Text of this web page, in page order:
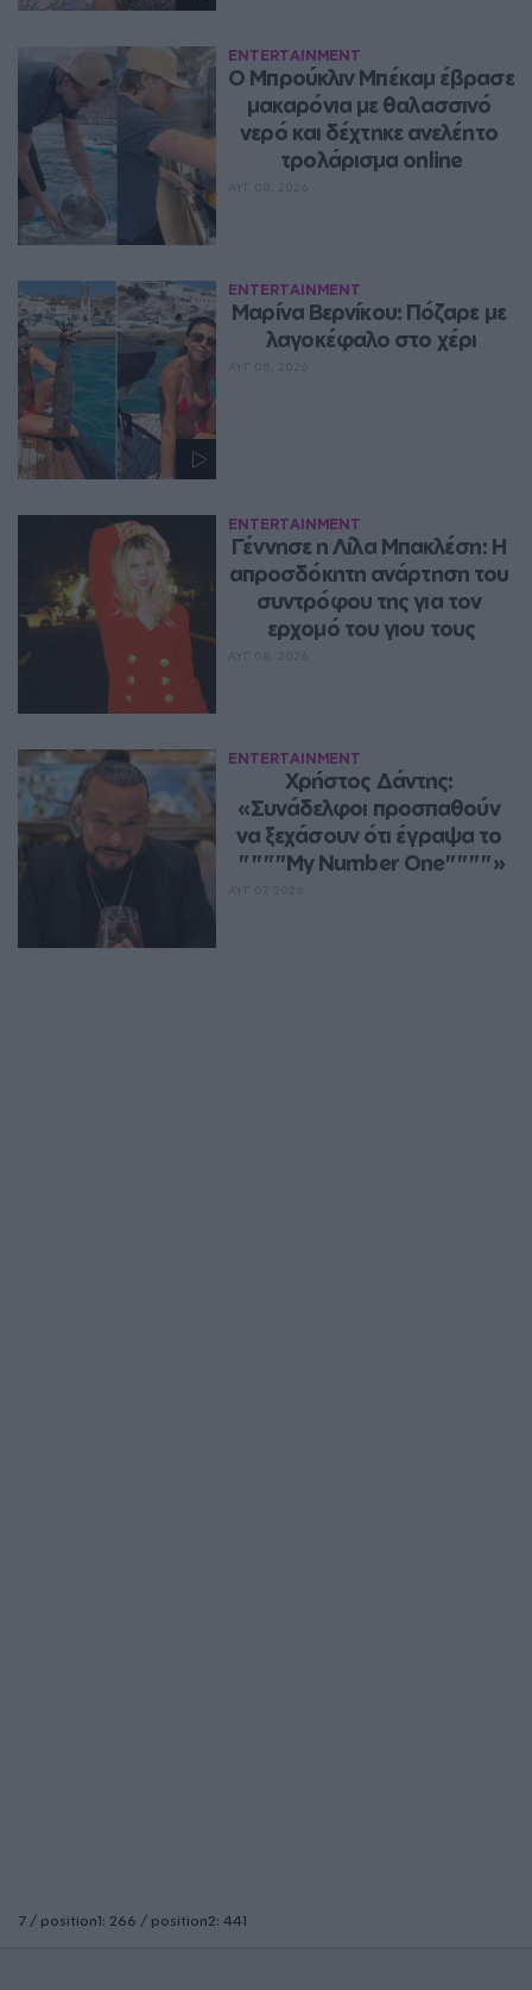
ENTERTAINMENT
Ο Μπρούκλιν Μπέκαμ έβρασε
μακαρόνια με θαλασσινό
νερό και δέχτηκε ανελέητο
τρολάρισμα online
ENTERTAINMENT
Μαρίνα Βερνίκου: Πόζαρε με
λαγοκέφαλο στο χέρι
ENTERTAINMENT
Γέννησε η Λίλα Μπακλέση: Η
απροσδόκητη ανάρτηση του
συντρόφου της για τον
ερχομό του γιου τους
ENTERTAINMENT
Χρήστος Δάντης:
«Συνάδελφοι προσπαθούν
να ξεχάσουν ότι έγραψα το
""""My Number One""""»
7 / position1: 266 / position2: 441